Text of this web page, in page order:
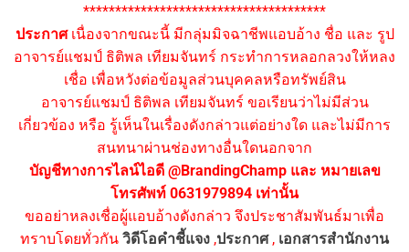
**************************************
ประกาศเนื่องจากขณะนี้ มีกลุ่มมิจฉาชีพแอบอ้าง ชื่อ และ รูป
อาจารย์แชมป์ ธิติพล เทียมจันทร์ กระทำการหลอกลวงให้หลง
เชื่อ เพื่อหวังต่อข้อมูลส่วนบุคคลหรือทรัพย์สิน
อาจารย์แชมป์ ธิติพล เทียมจันทร์ ขอเรียนว่าไม่มีส่วน
เกี่ยวข้อง หรือ รู้เห็นในเรื่องดังกล่าวแต่อย่างใด และไม่มีการ
สนทนาผ่านช่องทางอื่นใดนอกจาก
บัญชีทางการไลน์ไอดี @BrandingChamp และ หมายเลข
โทรศัพท์ 0631979894 เท่านั้น
ขออย่าหลงเชื่อผู้แอบอ้างดังกล่าว จึงประชาสัมพันธ์มาเพื่อ
ทราบโดยทั่วกัน วิดีโอคำชี้แจง ,ประกาศ, เอกสารสำนักงาน